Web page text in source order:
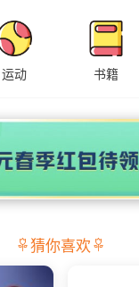
运动 书籍
猜你喜欢